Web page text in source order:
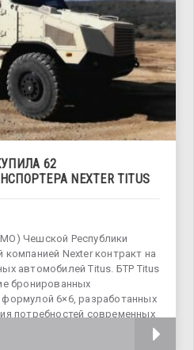
62
NEXTER TITUS
Чешской Республики
Nexter контракт на
автомобилей Titus. БТР Titus
бронированных
6×6, разработанных
потребностей современных